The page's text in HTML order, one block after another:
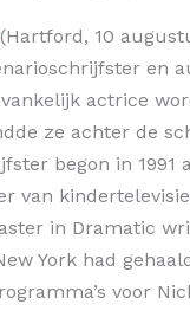
(Hartford, 10
en
actrice
ze achter de
begon in 1991
van
in Dramatic
York had
voor